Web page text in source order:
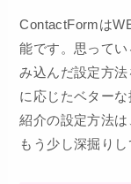
ContactFormは
能です。思って
み込んだ設定方
に応じたベターな
紹介の設定方法
もう少し深掘り